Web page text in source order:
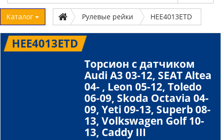
Каталог Рулевые рейки HEE4013ETD
HEE4013ETD
Торсион с датчиком
Audi A3 03-12, SEAT Altea
04- , Leon 05-12, Toledo
06-09, Skoda Octavia 04-
09, Yeti 09-13, Superb 08-
13, Volkswagen Golf 10-
13, Caddy III